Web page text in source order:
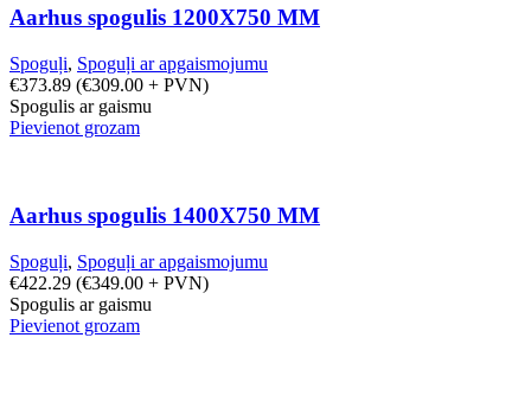
Aarhus spogulis 1200X750 MM
Spoguļi, Spoguļi ar apgaismojumu
€373.89 (€309.00 + PVN)
Spogulis ar gaismu
Pievienot grozam
Aarhus spogulis 1400X750 MM
Spoguļi, Spoguļi ar apgaismojumu
€422.29 (€349.00 + PVN)
Spogulis ar gaismu
Pievienot grozam